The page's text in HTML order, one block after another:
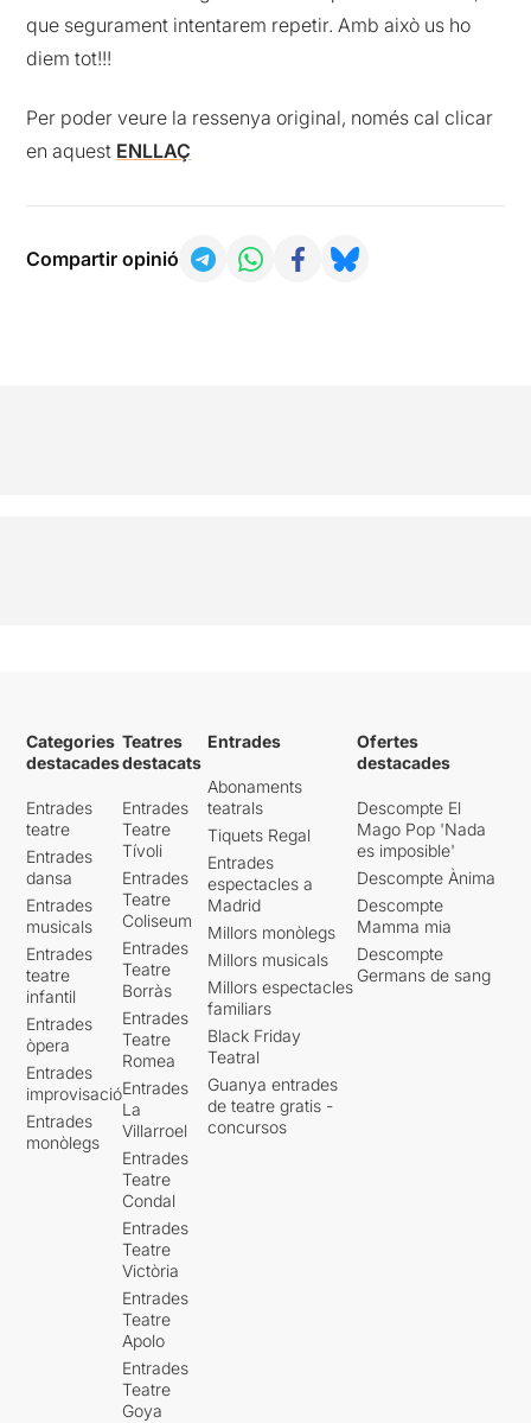
que segurament intentarem repetir. Amb això us ho
diem tot!!!
Per poder veure la ressenya original, només cal clicar
en aquest ENLLAÇ
Compartir opinió
Categories
destacades
Entrades
teatre
Entrades
dansa
Entrades
musicals
Entrades
teatre
infantil
Entrades
òpera
Entrades
improvisació
Entrades
monòlegs
Teatres
destacats
Entrades
Teatre
Tívoli
Entrades
Teatre
Coliseum
Entrades
Teatre
Borràs
Entrades
Teatre
Romea
Entrades
La
Villarroel
Entrades
Teatre
Condal
Entrades
Teatre
Victòria
Entrades
Teatre
Apolo
Entrades
Teatre
Goya
Entrades
Abonaments
teatrals
Tiquets Regal
Entrades
espectacles a
Madrid
Millors monòlegs
Millors musicals
Millors espectacles
familiars
Black Friday
Teatral
Guanya entrades
de teatre gratis -
concursos
Ofertes
destacades
Descompte El
Mago Pop 'Nada
es imposible'
Descompte Ànima
Descompte
Mamma mia
Descompte
Germans de sang